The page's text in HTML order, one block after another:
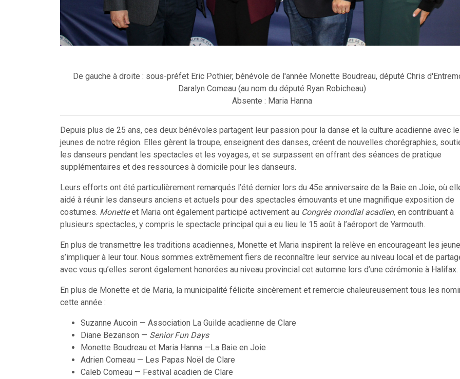
De gauche à droite : sous-préfet Eric Pothier, bénévole de l'année Monette Boudreau, député Chris
Daralyn Comeau (au nom du député Ryan Robicheau)
Absente : Maria Hanna
Depuis plus de 25 ans, ces deux bénévoles partagent leur passion pour la danse et la culture acadienne avec
jeunes de notre région. Elles gèrent la troupe, enseignent des danses, créent de nouvelles chorégraphies,
les danseurs pendant les spectacles et les voyages, et se surpassent en offrant des séances de pratique
supplémentaires et des ressources à domicile pour les danseurs.
Leurs efforts ont été particulièrement remarqués l’été dernier lors du 45e anniversaire de la Baie en Joie, où
aidé à réunir les danseurs anciens et actuels pour des spectacles émouvants et une magnifique exposition de
costumes. Monetteet Maria ont également participé activement au Congrès mondial acadien, en contribuant à
plusieurs spectacles, y compris le spectacle principal qui a eu lieu le 15 août à l’aéroport de Yarmouth.
En plus de transmettre les traditions acadiennes, Monette et Maria inspirent la relève en encourageant les
s’impliquer à leur tour. Nous sommes extrêmement fiers de reconnaître leur service au niveau local et de
avec vous qu’elles seront également honorées au niveau provincial cet automne lors d’une cérémonie à Halifax.
En plus de Monette et de Maria, la municipalité félicite sincèrement et remercie chaleureusement tous les
cette année :
Suzanne Aucoin — Association La Guilde acadienne de Clare
Diane Bezanson — Senior Fun Days
Monette Boudreau et Maria Hanna —La Baie en Joie
Adrien Comeau — Les Papas Noël de Clare
Caleb Comeau — Festival acadien de Clare